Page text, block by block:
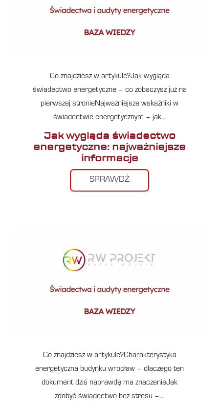
Co znajdziesz w artykule?Jak wygląda
świadectwo energetyczne – co zobaczysz już na
pierwszej stronieNajważniejsze wskaźniki w
świadectwie energetycznym – jak…
Jak wygląda świadectwo
energetyczne: najważniejsze
informacje
SPRAWDŹ
Co znajdziesz w artykule?Charakterystyka
energetyczna budynku wrocław – dlaczego ten
dokument dziś naprawdę ma znaczenieJak
zdobyć świadectwo bez stresu –…